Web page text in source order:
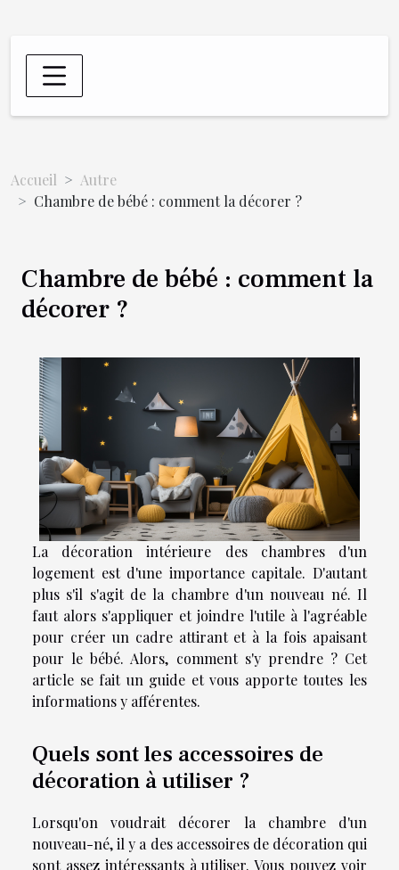
Accueil
Autre
Chambre de bébé : comment la décorer ?
Chambre de bébé : comment la
décorer ?
La décoration intérieure des chambres d'un
logement est d'une importance capitale. D'autant
plus s'il s'agit de la chambre d'un nouveau né. Il
faut alors s'appliquer et joindre l'utile à l'agréable
pour créer un cadre attirant et à la fois apaisant
pour le bébé. Alors, comment s'y prendre ? Cet
article se fait un guide et vous apporte toutes les
informations y afférentes.
Quels sont les accessoires de
décoration à utiliser ?
Lorsqu'on voudrait décorer la chambre d'un
nouveau-né, il y a des accessoires de décoration qui
sont assez intéressants à utiliser. Vous pouvez voir